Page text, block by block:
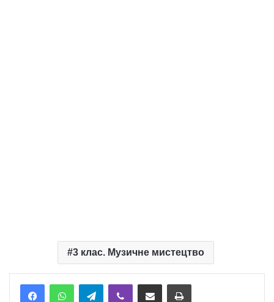
3 клас. Музичне мистецтво
TelegramViber Надіслати електронною поштоюНадрукувати